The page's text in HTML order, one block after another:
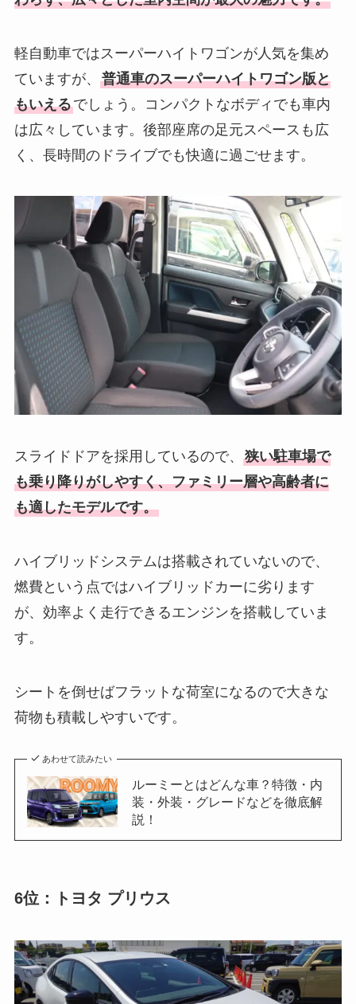
軽自動車ではスーパーハイトワゴンが人気を集め
ていますが、 普通車のスーパーハイトワゴン版と
もいえるでしょう。コンパクトなボディでも車内
は広々しています。後部座席の足元スペースも広
く、長時間のドライブでも快適に過ごせます。
スライドドアを採用しているので、 狭い駐車場で
も乗り降りがしやすく、ファミリー層や高齢者に
も適したモデルです。
ハイブリッドシステムは搭載されていないので、
燃費という点ではハイブリッドカーに劣ります
が、効率よく走行できるエンジンを搭載していま
す。
シートを倒せばフラットな荷室になるので大きな
荷物も積載しやすいです。
あわせて読みたい
ルーミーとはどんな車？特徴・内
装・外装・グレードなどを徹底解
説！
6位：トヨタ プリウス